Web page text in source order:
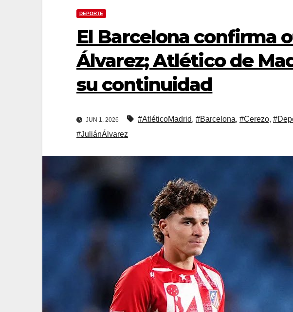
DEPORTE
El Barcelona confirma
Álvarez; Atlético de
su continuidad
JUN 1, 2026 #AtléticoMadrid, #Barcelona, #Cerezo,
#JuliánÁlvarez